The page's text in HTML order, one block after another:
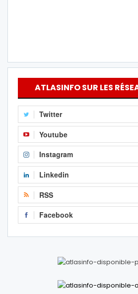
ATLASINFO SUR LES
Twitter
Youtube
Instagram
Linkedin
RSS
Facebook